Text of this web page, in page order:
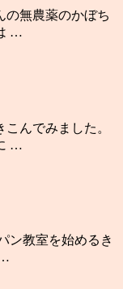
の無農薬のかぼち
…
んでみました。
…
ン教室を始めるき